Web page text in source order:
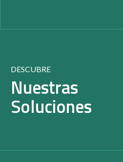
DESCUBRE
Nuestras
Soluciones